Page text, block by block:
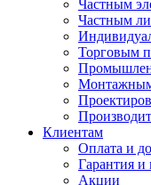
Частным
Частным
Торговым
Клиентам
Оплата и
Гарантия и
Акции